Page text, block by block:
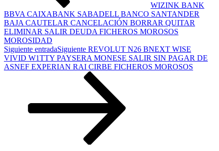
WIZINK BANK
BBVA CAIXABANK SABADELL BANCO SANTANDER
BAJA CAUTELAR CANCELACIÓN BORRAR QUITAR
ELIMINAR SALIR DEUDA FICHEROS MOROSOS
MOROSIDAD
Siguiente entradaSiguiente REVOLUT N26 BNEXT WISE
VIVID W1TTY PAYSERA MONESE SALIR SIN PAGAR DE
ASNEF EXPERIAN RAI CIRBE FICHEROS MOROSOS